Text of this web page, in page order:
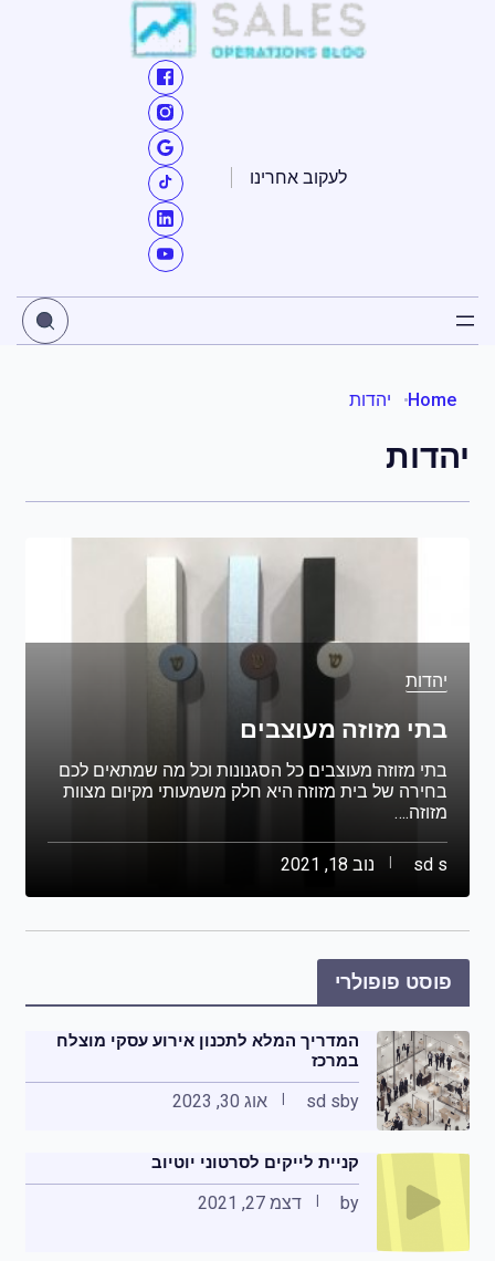
לעקוב אחרינו
Home יהדות
יהדות
יהדות
בתי מזוזה מעוצבים
בתי מזוזה מעוצבים כל הסגנונות וכל מה שמתאים לכם
בחירה של בית מזוזה היא חלק משמעותי מקיום מצוות
מזוזה.…
sd s נוב 18, 2021
פוסט פופולרי
המדריך המלא לתכנון אירוע עסקי מוצלח
במרכז
by
sd s אוג 30, 2023
קניית לייקים לסרטוני יוטיוב
by דצמ 27, 2021